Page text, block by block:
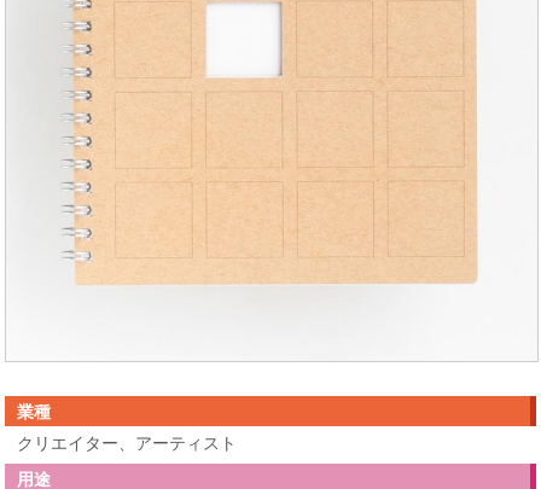
業種
クリエイター、アーティスト
用途